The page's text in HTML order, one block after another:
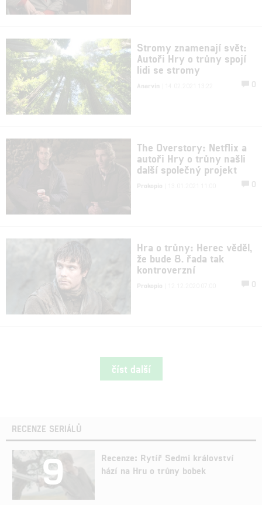
Stromy znamenají svět:
Autoři Hry o trůny spojí
lidi se stromy
Anarvin 0
The Overstory: Netflix a
autoři Hry o trůny našli
další společný projekt
Prokopio 0
Hra o trůny: Herec věděl,
že bude 8. řada tak
kontroverzní
Prokopio 0
číst další
RECENZE SERIÁLŮ
9
Recenze: Rytíř Sedmi království
hází na Hru o trůny bobek